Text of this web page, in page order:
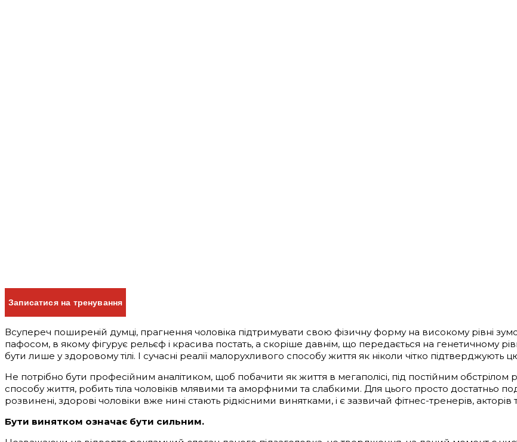
Записатися на тренування
Всупереч поширеній думці, прагнення чоловіка підтримувати свою фізичну форму на високому рівні
пафосом, в якому фігурує рельєф і красива постать, а скоріше давнім, що передається на генетичному
бути лише у здоровому тілі. І сучасні реалії малорухливого способу життя як ніколи чітко підтверджують
Не потрібно бути професійним аналітиком, щоб побачити як життя в мегаполісі, під постійним
способу життя, робить тіла чоловіків млявими та аморфними та слабкими. Для цього просто достатньо
розвинені, здорові чоловіки вже нині стають рідкісними винятками, і є зазвичай фітнес-тренерів, акторів
Бути винятком означає бути сильним.